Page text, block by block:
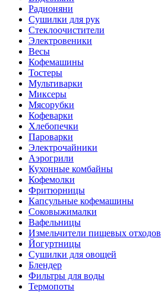
Радионяни
Сушилки для рук
Стеклоочистители
Электровеники
Весы
Кофемашины
Тостеры
Мультиварки
Миксеры
Мясорубки
Кофеварки
Хлебопечки
Пароварки
Электрочайники
Аэрогрили
Кухонные комбайны
Кофемолки
Фритюрницы
Капсульные кофемашины
Соковыжималки
Вафельницы
Измельчители пищевых отходов
Йогуртницы
Сушилки для овощей
Блендер
Фильтры для воды
Термопоты